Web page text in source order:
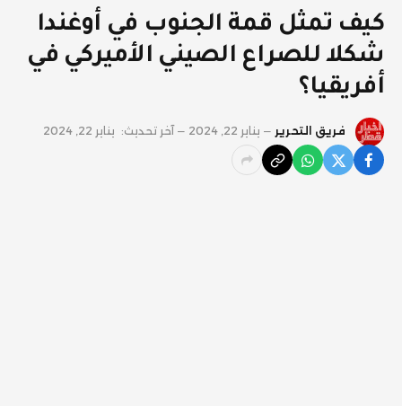
كيف تمثل قمة الجنوب في أوغندا
شكلا للصراع الصيني الأميركي في
أفريقيا؟
فريق التحرير يناير 22, 2024 آخر تحديث: يناير 22, 2024